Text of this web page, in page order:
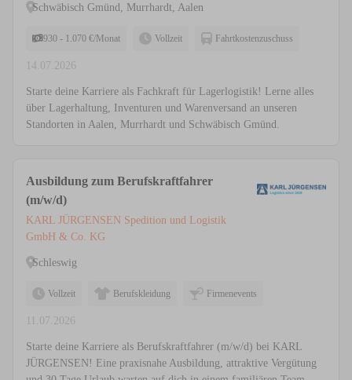
Schwäbisch Gmünd, Murrhardt, Aalen
930 - 1.070 €/Monat Vollzeit Fahrtkostenzuschuss
14.07.2026
Starte deine Karriere als Fachkraft für Lagerlogistik! Lerne alles
über Lagerhaltung, Inventuren und Warenversand an unseren
Standorten in Aalen, Murrhardt und Schwäbisch Gmünd.
Ausbildung zum Berufskraftfahrer
(m/w/d)
KARL JÜRGENSEN Spedition und Logistik
GmbH & Co. KG
Schleswig
Vollzeit Berufskleidung Firmenevents
11.07.2026
Starte deine Karriere als Berufskraftfahrer (m/w/d) bei KARL
JÜRGENSEN! Eine praxisnahe Ausbildung, attraktive Vergütung